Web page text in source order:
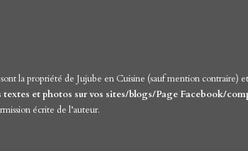
la propriété de Jujube en Cuisine (sauf mention contraire) et
textes et photos sur vos sites/blogs/Page Facebook/
écrite de l’auteur.